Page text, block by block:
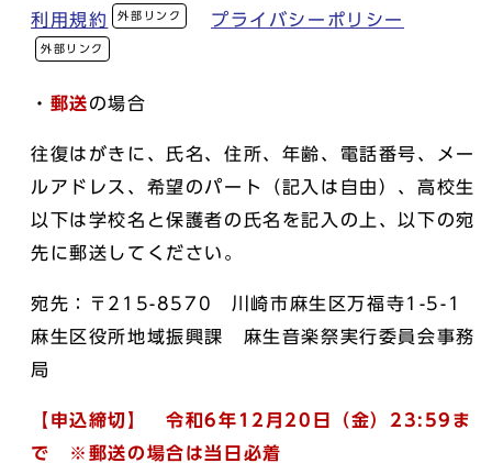
利用規約 外部リンク プライバシーポリシー
外部リンク
・ 郵送の場合
往復はがきに、氏名、住所、年齢、電話番号、メー
ルアドレス、希望のパート（記入は自由）、高校生
以下は学校名と保護者の氏名を記入の上、以下の宛
先に郵送してください。
宛先：〒215-8570 川崎市麻生区万福寺1-5-1
麻生区役所地域振興課 麻生音楽祭実行委員会事務
局
【申込締切】
令和6年12月20日（金）23:59ま
で ※郵送の場合は当日必着